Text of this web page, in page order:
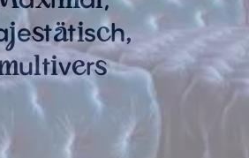
jestätisch,
ul tivers